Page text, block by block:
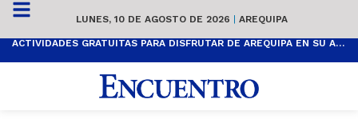
LUNES, 10 DE AGOSTO DE 2026 | AREQUIPA
ACTIVIDADES GRATUITAS PARA DISFRUTAR DE AREQUIPA EN SU ANIVERSARIO